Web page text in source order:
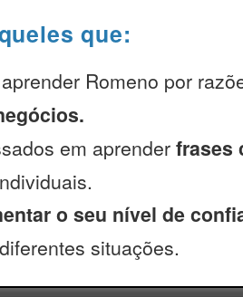
que:
Romeno por
em aprender frases
o seu nível de
situações.